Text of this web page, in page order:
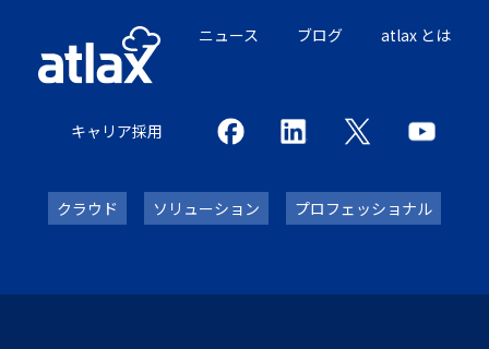
ニュース ブログ atlax とは
キャリア採用
クラウド ソリューション プロフェッショナル